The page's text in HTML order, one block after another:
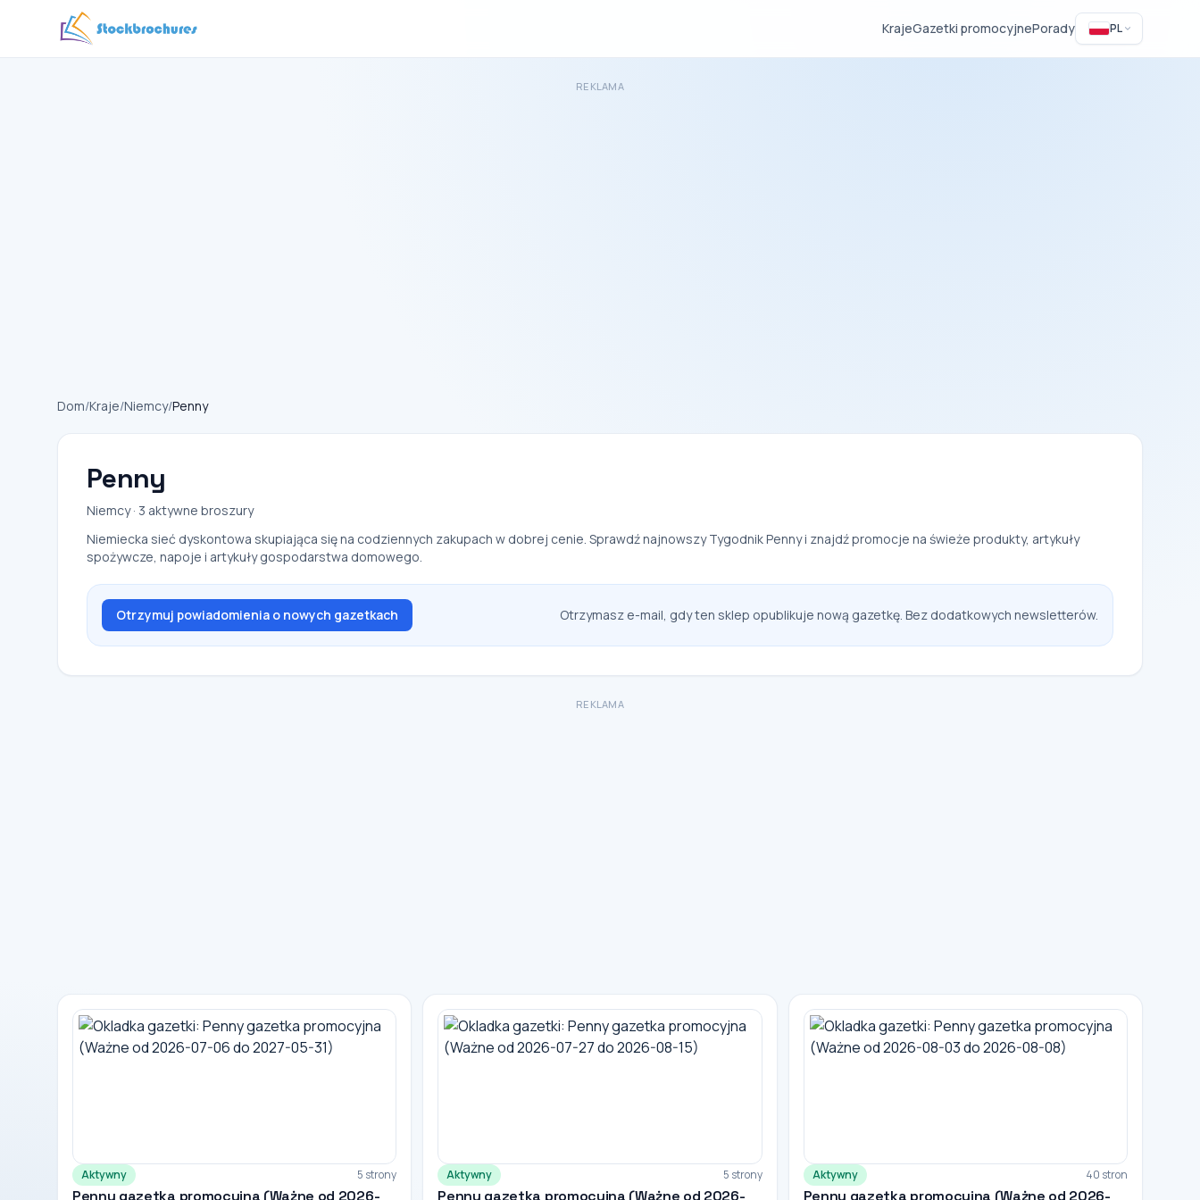
KrajeGazetki promocyjnePorady PL
REKLAMA
Dom/Kraje/Niemcy/Penny
Penny
Niemcy · 3 aktywne broszury
Niemiecka sieć dyskontowa skupiająca się na codziennych zakupach w dobrej cenie. Sprawdź najnowszy Tygodnik Penny i znajdź promocje na świeże produkty, artykuły
spożywcze, napoje i artykuły gospodarstwa domowego.
Otrzymuj powiadomienia o nowych gazetkach Otrzymasz e-mail, gdy ten sklep opublikuje nową gazetkę. Bez dodatkowych newsletterów.
REKLAMA
Aktywny 5 strony
Penny gazetka promocyjna (Ważne od 2026-
Aktywny 5 strony
Penny gazetka promocyjna (Ważne od 2026-
Aktywny 40 stron
Penny gazetka promocyjna (Ważne od 2026-